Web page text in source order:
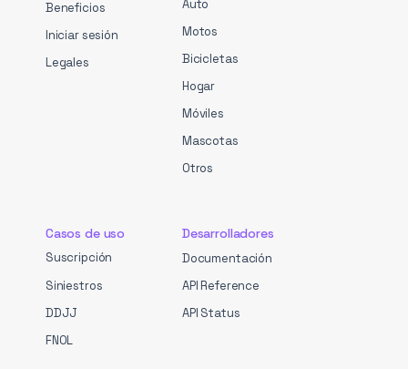
Beneficios
Iniciar sesión
Legales
Auto
Motos
Bicicletas
Hogar
Móviles
Mascotas
Otros
Casos de uso
Suscripción
Siniestros
DDJJ
FNOL
Desarrolladores
Documentación
API Reference
API Status